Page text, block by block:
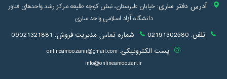
آدرس دفتر ساری:خیابان طبرستان، نبش کوچه طلیعه مرکز رشد واحدهای فناور
دانشگاه آزاد اسلامی واحد ساری
تلفن: 02191302580 شماره تماس مدیریت فروش: 09021321881
پست الکترونیکی: onlineamoozanir@gmail.com
info@onlineamoozan.ir